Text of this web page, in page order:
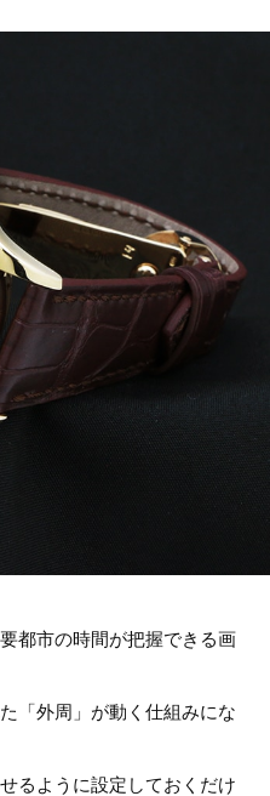
都市の時間が把握できる画
「外周」が動く仕組みにな
るように設定しておくだけ